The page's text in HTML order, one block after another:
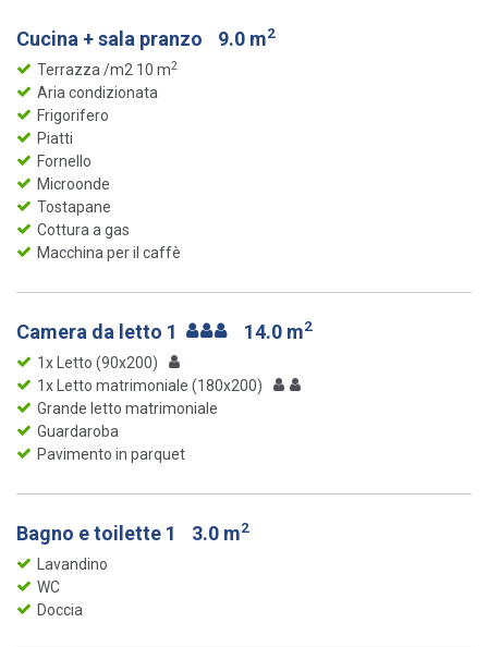
Cucina + sala pranzo 9.0 m2
Terrazza /m2 10 m2
Aria condizionata
Frigorifero
Piatti
Fornello
Microonde
Tostapane
Cottura a gas
Macchina per il caffè
Camera da letto 1 14.0 m2
1x Letto (90x200)
1x Letto matrimoniale (180x200)
Grande letto matrimoniale
Guardaroba
Pavimento in parquet
Bagno e toilette 1 3.0 m2
Lavandino
WC
Doccia